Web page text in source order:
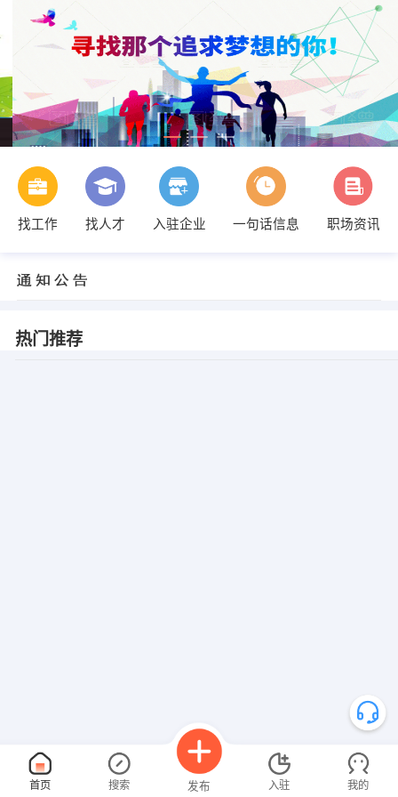
找工作 找人才 入驻企业 一句话信息 职场资讯
热门推荐
首页 搜索 发布 入驻 我的